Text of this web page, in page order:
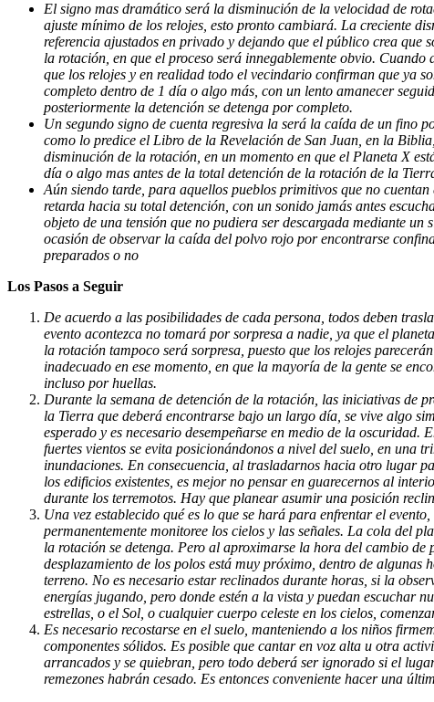
El signo mas dramático será la disminución de la velocidad de
ajuste mínimo de los relojes, esto pronto cambiará. La creciente
referencia ajustados en privado y dejando que el público crea que
la rotación, en que el proceso será innegablemente obvio.
que los relojes y en realidad todo el vecindario confirman que ya
completo dentro de 1 día o algo más, con un lento amanecer
posteriormente la detención se detenga por completo.
Un segundo signo de cuenta regresiva la será la caída de un fino
como lo predice el Libro de la Revelación de San Juan, en la
disminución de la rotación, en un momento en que el Planeta X
día o algo mas antes de la total detención de la rotación de la
Aún siendo tarde, para aquellos pueblos primitivos que no
retarda hacia su total detención, con un sonido jamás antes
objeto de una tensión que no pudiera ser descargada mediante
ocasión de observar la caída del polvo rojo por encontrarse
preparados o no
Los Pasos a Seguir
De acuerdo a las posibilidades de cada persona, todos deben
evento acontezca no tomará por sorpresa a nadie, ya que el
la rotación tampoco será sorpresa, puesto que los relojes
inadecuado en ese momento, en que la mayoría de la gente se
incluso por huellas.
Durante la semana de detención de la rotación, las iniciativas de
la Tierra que deberá encontrarse bajo un largo día, se vive algo
esperado y es necesario desempeñarse en medio de la oscuridad.
fuertes vientos se evita posicionándonos a nivel del suelo, en una
inundaciones. En consecuencia, al trasladarnos hacia otro lugar
los edificios existentes, es mejor no pensar en guarecernos al
durante los terremotos. Hay que planear asumir una posición
Una vez establecido qué es lo que se hará para enfrentar el
permanentemente monitoree los cielos y las señales. La cola del
la rotación se detenga. Pero al aproximarse la hora del cambio
desplazamiento de los polos está muy próximo, dentro de
terreno. No es necesario estar reclinados durante horas, si la
energías jugando, pero donde estén a la vista y puedan escuchar
estrellas, o el Sol, o cualquier cuerpo celeste en los cielos,
Es necesario recostarse en el suelo, manteniendo a los niños
componentes sólidos. Es posible que cantar en voz alta u otra
arrancados y se quiebran, pero todo deberá ser ignorado si el
remezones habrán cesado. Es entonces conveniente hacer una